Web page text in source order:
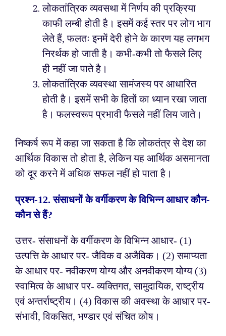
लोकतांत्रिक व्यवसथा में निर्णय की प्रक्रिया
काफी लम्बी होती है। इसमें कई स्तर पर लोग भाग
लेते हैं, फलतः इनमें देरी होने के कारण यह लगभग
निरर्थक हो जाती है। कभी-कभी तो फैसले लिए
ही नहीं जा पाते है।
लोकतांत्रिक व्यवस्था सामंजस्य पर आधारित
होती है। इसमें सभी के हितों का ध्यान रखा जाता
है। फलस्वरूप प्रभावी फैसले नहीं लिय जाते।
निष्कर्ष रूप में कहा जा सकता है कि लोकतंत्र से देश का
आर्थिक विकास तो होता है, लेकिन यह आर्थिक असमानता
को दूर करने में अधिक सफल नहीं हो पाता है।
प्रश्न-12. संसाधनों के वर्गीकरण के विभिन्न आधार कौन-
कौन से हैं?
उत्तर- संसाधनों के वर्गीकरण के विभिन्न आधार- (1)
उत्पत्ति के आधार पर- जैविक व अजैविक। (2) समाप्यता
के आधार पर- नवीकरण योग्य और अनवीकरण योग्य (3)
स्वामित्व के आधार पर- व्यक्तिगत, सामुदायिक, राष्ट्रीय
एवं अन्तर्राष्ट्रीय। (4) विकास की अवस्था के आधार पर-
संभावी, विकसित, भण्डार एवं संचित कोष।